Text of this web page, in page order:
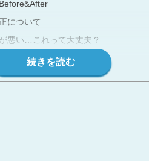
について
悪い…これって大丈夫？
いときのおすすめの治療法
知識